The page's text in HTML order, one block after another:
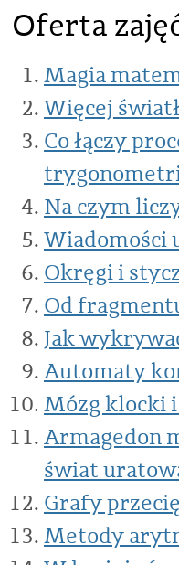
Oferta
Magia
Więcej
Co łączy
Na czym
Wiadomości
Okręgi i
Od
Jak
Automaty
Mózg klocki
Armagedon
świat
Grafy
Metody